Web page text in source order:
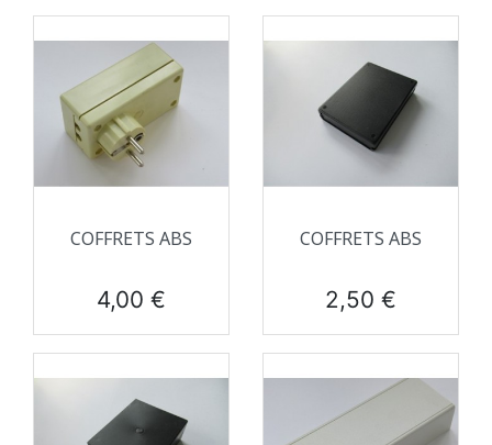
COFFRETS ABS
Prix
4,00 €
COFFRETS ABS
Prix
2,50 €